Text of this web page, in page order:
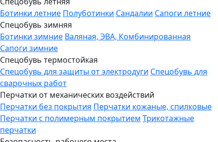
Ботинки летние Полуботинки Сандалии Сапоги летние
Спецобувь зимняя
Ботинки зимние Валяная, ЭВА, Комбинированная
Сапоги зимние
Спецобувь термостойкая
Спецобувь для защиты от электродуги Спецобувь для
сварочных работ
Перчатки от механических воздействий
Перчатки без покрытия Перчатки кожаные, спилковые
Перчатки с полимерным покрытием Трикотажные
перчатки